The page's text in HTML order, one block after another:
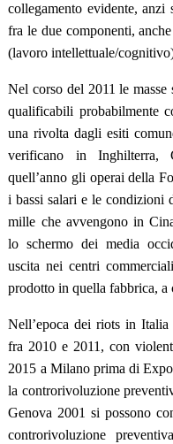
collegamento evidente,
fra le due componenti,
(lavoro intellettuale/
Nel corso del 2011 le
qualificabili probabilmente
una rivolta dagli esiti
verificano in Inghilterra,
quell’anno gli operai della
i bassi salari e le condizioni
mille che avvengono in
lo schermo dei media
uscita nei centri
prodotto in quella fabbrica, a
Nell’epoca dei riots in Italia
fra 2010 e 2011, con
2015 a Milano prima di
la controrivoluzione
Genova 2001 si possono
controrivoluzione